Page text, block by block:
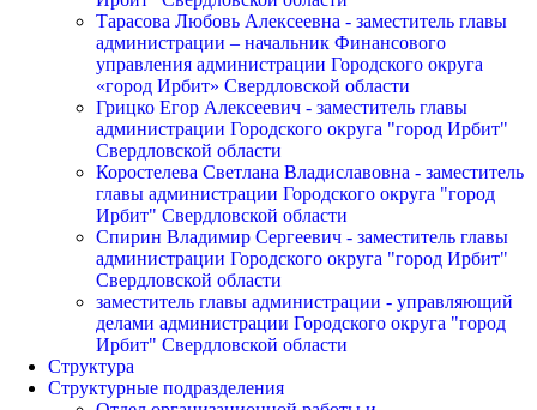
Тарасова Любовь Алексеевна - заместитель главы
администрации – начальник Финансового
управления администрации Городского округа
«город Ирбит» Свердловской области
Грицко Егор Алексеевич - заместитель главы
администрации Городского округа "город Ирбит"
Свердловской области
Коростелева Светлана Владиславовна - заместитель
главы администрации Городского округа "город
Ирбит" Свердловской области
Спирин Владимир Сергеевич - заместитель главы
администрации Городского округа "город Ирбит"
Свердловской области
заместитель главы администрации - управляющий
делами администрации Городского округа "город
Ирбит" Свердловской области
Структура
Структурные подразделения